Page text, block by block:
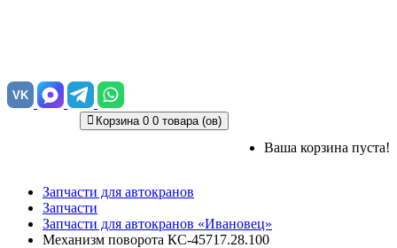
VK
Корзина 0 0 товара (ов)
Ваша корзина пуста!
Запчасти для автокранов
Запчасти
Запчасти для автокранов «Ивановец»
Механизм поворота КС-45717.28.100